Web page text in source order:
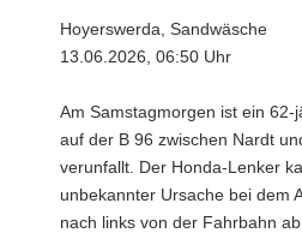
Hoyerswerda, Sandwäsche
13.06.2026, 06:50 Uhr
Am Samstagmorgen ist ein 62-
auf der B 96 zwischen Nardt
verunfallt. Der Honda-Lenker
unbekannter Ursache bei dem
nach links von der Fahrbahn